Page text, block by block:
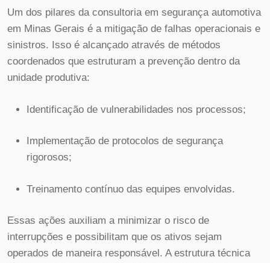
Um dos pilares da consultoria em segurança automotiva
em Minas Gerais é a mitigação de falhas operacionais e
sinistros. Isso é alcançado através de métodos
coordenados que estruturam a prevenção dentro da
unidade produtiva:
Identificação de vulnerabilidades nos processos;
Implementação de protocolos de segurança
rigorosos;
Treinamento contínuo das equipes envolvidas.
Essas ações auxiliam a minimizar o risco de
interrupções e possibilitam que os ativos sejam
operados de maneira responsável. A estrutura técnica